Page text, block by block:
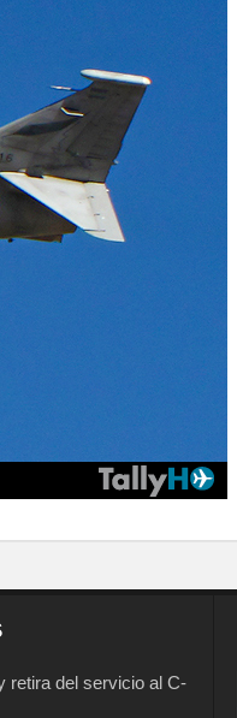
retira del servicio al C-